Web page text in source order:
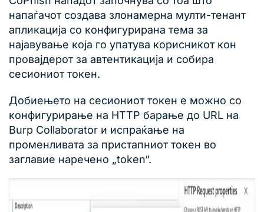
напаѓачот создава злонамерна мулти-тенант
апликација со конфигурирана тема за
најавување која го упатува корисникот кон
провајдерот за автентикација и собира
сесиониот токен.
Добиeњето на сесиониот токен е можно со
конфигурирање на HTTP барање до URL на
Burp Collaborator и испраќање на
променливата за пристапниот токен во
заглавие наречено „token“.